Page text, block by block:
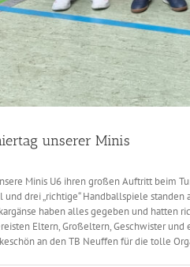
unserer Minis
Minis U6 ihren großen Auftritt beim
und drei „richtige“ Handballspiele
haben alles gegeben und hatten
Eltern, Großeltern, Geschwister
an den TB Neuffen für die tolle